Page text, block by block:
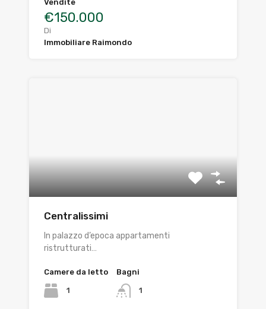
Vendite
€150.000
Di
Immobiliare Raimondo
Centralissimi
In palazzo d’epoca appartamenti
ristrutturati…
Camere da letto
1
Bagni
1